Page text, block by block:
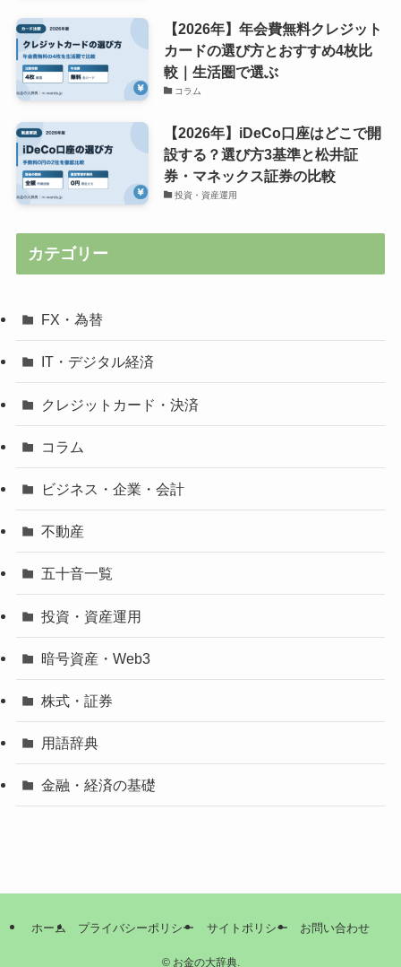
【2026年】年会費無料クレジット
カードの選び方とおすすめ4枚比
較｜生活圏で選ぶ
コラム
【2026年】iDeCo口座はどこで開
設する？選び方3基準と松井証
券・マネックス証券の比較
投資・資産運用
カテゴリー
FX・為替
IT・デジタル経済
クレジットカード・決済
コラム
ビジネス・企業・会計
不動産
五十音一覧
投資・資産運用
暗号資産・Web3
株式・証券
用語辞典
金融・経済の基礎
ホーム プライバシーポリシー サイトポリシー お問い合わせ
©お金の大辞典.